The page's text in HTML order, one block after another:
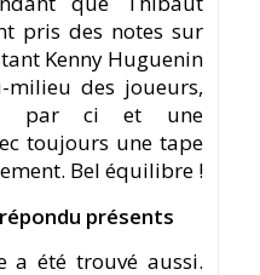
pris des notes sur
Kenny Huguenin
des joueurs,
par ci et une
toujours une tape
Bel équilibre !
présents
a été trouvé aussi.